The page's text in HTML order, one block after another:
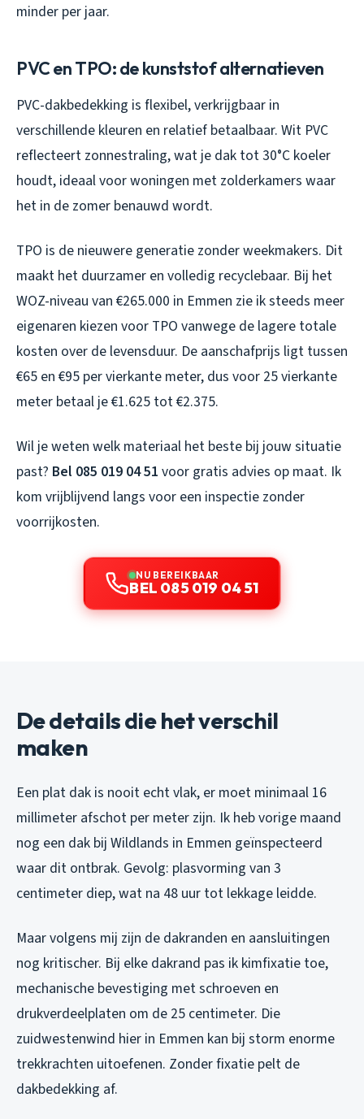
minder per jaar.
PVC en TPO: de kunststof alternatieven
PVC-dakbedekking is flexibel, verkrijgbaar in
verschillende kleuren en relatief betaalbaar. Wit PVC
reflecteert zonnestraling, wat je dak tot 30°C koeler
houdt, ideaal voor woningen met zolderkamers waar
het in de zomer benauwd wordt.
TPO is de nieuwere generatie zonder weekmakers. Dit
maakt het duurzamer en volledig recyclebaar. Bij het
WOZ-niveau van €265.000 in Emmen zie ik steeds meer
eigenaren kiezen voor TPO vanwege de lagere totale
kosten over de levensduur. De aanschafprijs ligt tussen
€65 en €95 per vierkante meter, dus voor 25 vierkante
meter betaal je €1.625 tot €2.375.
Wil je weten welk materiaal het beste bij jouw situatie
past? Bel 085 019 04 51 voor gratis advies op maat. Ik
kom vrijblijvend langs voor een inspectie zonder
voorrijkosten.
NU BEREIKBAAR
BEL 085 019 04 51
De details die het verschil
maken
Een plat dak is nooit echt vlak, er moet minimaal 16
millimeter afschot per meter zijn. Ik heb vorige maand
nog een dak bij Wildlands in Emmen geïnspecteerd
waar dit ontbrak. Gevolg: plasvorming van 3
centimeter diep, wat na 48 uur tot lekkage leidde.
Maar volgens mij zijn de dakranden en aansluitingen
nog kritischer. Bij elke dakrand pas ik kimfixatie toe,
mechanische bevestiging met schroeven en
drukverdeelplaten om de 25 centimeter. Die
zuidwestenwind hier in Emmen kan bij storm enorme
trekkrachten uitoefenen. Zonder fixatie pelt de
dakbedekking af.